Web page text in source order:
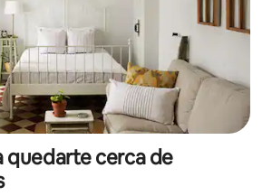
quedarte cerca de